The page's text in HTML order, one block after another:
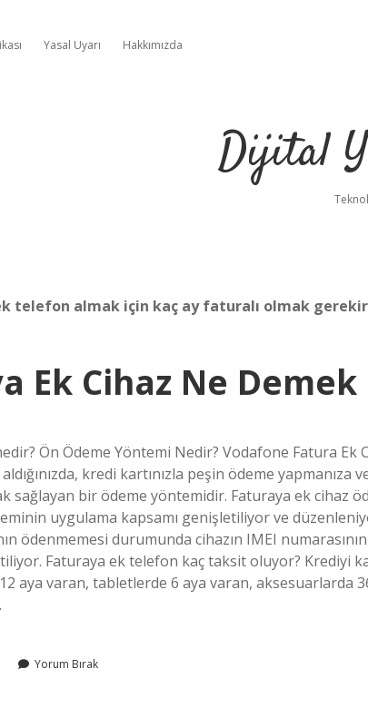
Yasal Uyarı Hakkımızda
Dijital
telefon almak için kaç ay faturalı olmak gerekir
Ek Cihaz Ne Demek
Ön Ödeme Yöntemi Nedir? Vodafone Fatura
kredi kartınızla peşin ödeme yapmanıza
sağlayan bir ödeme yöntemidir. Faturaya ek cihaz
uygulama kapsamı genişletiliyor ve
ödenmemesi durumunda cihazın IMEI numarasının
Faturaya ek telefon kaç taksit oluyor? Krediyi
aya varan, tabletlerde 6 aya varan, aksesuarlarda
Yorum Bırak